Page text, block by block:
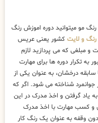
مو میتوانید دوره اموزش رنگ
رنگ و لایت کشور یعنی عریس
و مبلغی که می پردازید لازم
به تکرار دوره ها برای مهارت
درخشان، به عنوان یکی از
شناخته می شود. اگر که
یاد گرفتن و اخذ مدرک در این
و کسب مهارت با اخذ مدرک
وقفه به عنوان یک رنگ کار